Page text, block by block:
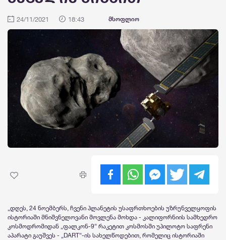
24/11/2021 18:43 მსოფლიო
„დღეს, 24 ნოემბერს, ჩვენი პლანეტის უსაფრთხოების უზრუნველყოფის
ისტორიაში მნიშვნელოვანი მოვლენა მოხდა - კალიფორნიის სამხედრო
კოსმოდრომიდან „ფალკონ-9“ რაკეტით კოსმოსში უპილოტო საფრენი
აპარატი გაუშვეს - „DART“-ის სახელწოდებით, რომელიც ისტორიაში